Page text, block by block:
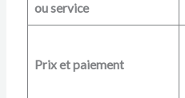
ou service
Prix et paiement